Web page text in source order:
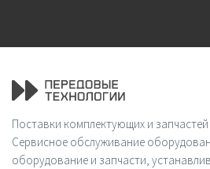
Поставки комплектующих и
Сервисное обслуживание
оборудование и запчасти,